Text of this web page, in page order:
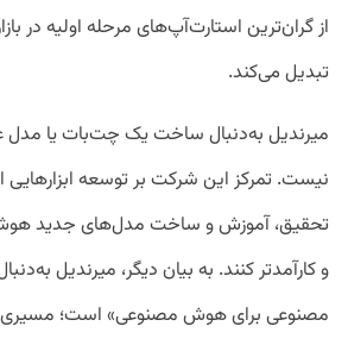
از گران‌ترین استارت‌آپ‌های مرحله اولیه در
تبدیل می‌کند.
میرندیل به‌دنبال ساخت یک چت‌بات یا مدل
نیست. تمرکز این شرکت بر توسعه ابزارهایی
تحقیق، آموزش و ساخت مدل‌های جدید
و کارآمدتر کنند. به بیان دیگر، میرندیل
مصنوعی برای هوش مصنوعی» است؛ مسیری